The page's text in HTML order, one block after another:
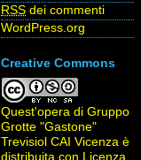
RSS dei commenti
WordPress.org
Creative Commons
Quest'opera di Gruppo
Grotte "Gastone"
Trevisiol CAI Vicenza è
distribuita con Licenza